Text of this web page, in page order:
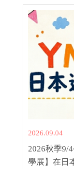
2026.09.04
2026秋季9/
學展】在日